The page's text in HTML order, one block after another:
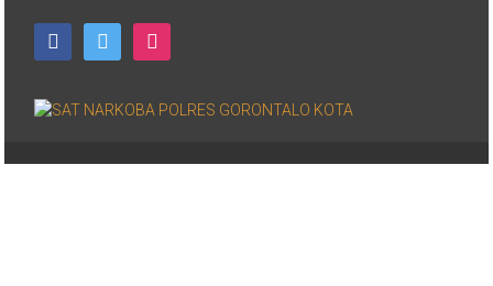
facebooktwitter instagram